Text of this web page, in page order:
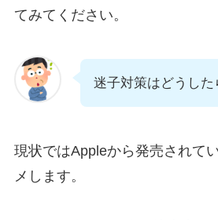
てみてください。
迷子対策はどうした
現状ではAppleから発売されて
メします。